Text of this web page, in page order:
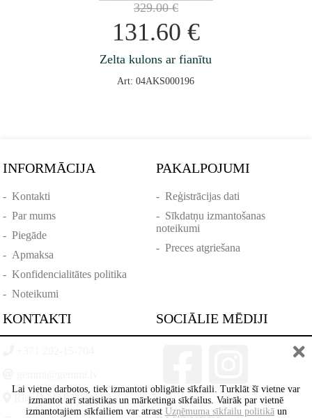
329.00€
131.60 €
Zelta kulons ar fianītu
Art: 04AKS000196
INFORMĀCIJA
-Kontakti
-Par mums
-Piegāde
- Apmaksa
-Konfidencialitātes politika
-Noteikumi
PAKALPOJUMI
- Reģistrācijas dati
- Sīkdatņu izmantošanas
noteikumi
- Preces atgriešana
KONTAKTI
Rīga, Lāčplēšā iela 88
SOCIĀLIE MĒDIJI
Lai vietne darbotos, tiek izmantoti obligātie sīkfaili. Turklāt šī vietne var
izmantot arī statistikas un mārketinga sīkfailus. Vairāk par vietnē
izmantotajiem sīkfailiem var atrast Uzņēmuma sīkfailu politikāun